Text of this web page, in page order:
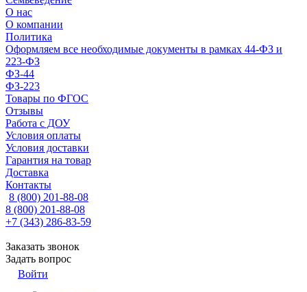
О нас
О компании
Политика
Оформляем все необходимые документы в рамках 44-ФЗ и
223-ФЗ
ФЗ-44
ФЗ-223
Товары по ФГОС
Отзывы
Работа с ДОУ
Условия оплаты
Условия доставки
Гарантия на товар
Доставка
Контакты
8 (800) 201-88-08
8 (800) 201-88-08
+7 (343) 286-83-59
Заказать звонок
Задать вопрос
Войти